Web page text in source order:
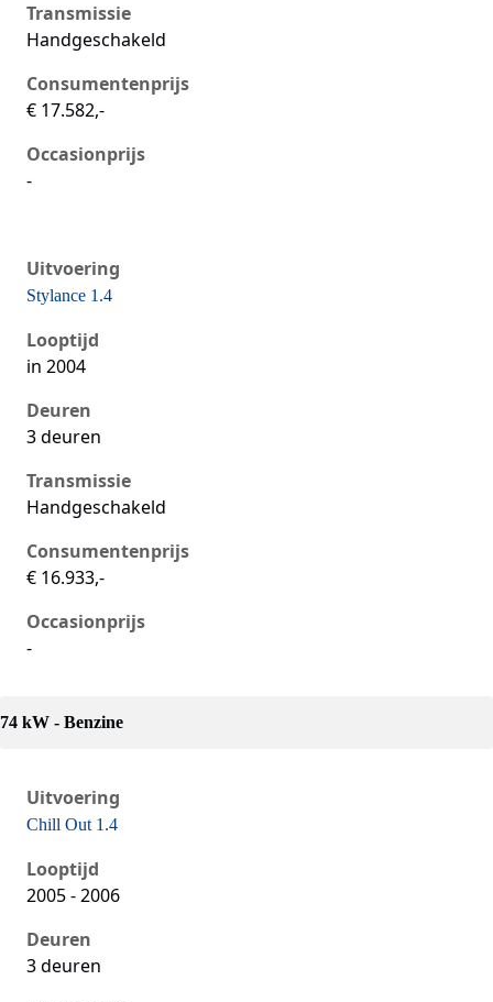
Transmissie
Handgeschakeld
Consumentenprijs
€ 17.582,-
Occasionprijs
-
Uitvoering
Seat Ibiza iii, 1.4, 55 kW, Benzine, 3 deuren
Stylance 1.4
Looptijd
in 2004
Deuren
3 deuren
Transmissie
Handgeschakeld
Consumentenprijs
€ 16.933,-
Occasionprijs
-
74 kW - Benzine
Uitvoering
Seat Ibiza iii, 1.4, 74 kW, Benzine, 3 deuren
Chill Out 1.4
Looptijd
2005 - 2006
Deuren
3 deuren